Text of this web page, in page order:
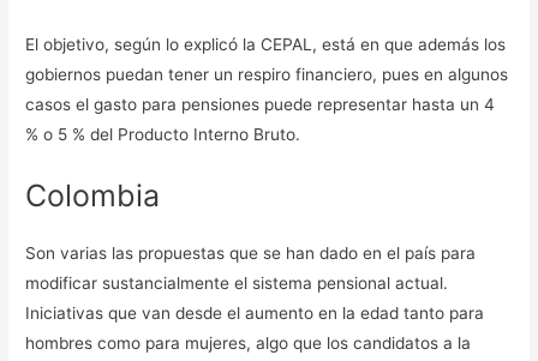
El objetivo, según lo explicó la CEPAL, está en que además los
gobiernos puedan tener un respiro financiero, pues en algunos
casos el gasto para pensiones puede representar hasta un 4
% o 5 % del Producto Interno Bruto.
Colombia
Son varias las propuestas que se han dado en el país para
modificar sustancialmente el sistema pensional actual.
Iniciativas que van desde el aumento en la edad tanto para
hombres como para mujeres, algo que los candidatos a la